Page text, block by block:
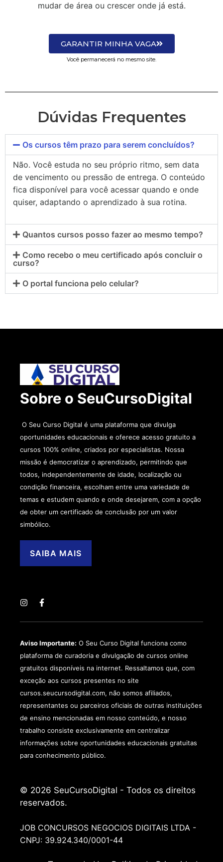
mudar de área ou crescer onde já está.
GARANTIR MINHA VAGA
Você permanecerá no mesmo site.
Dúvidas Frequentes
Os cursos têm prazo para serem concluídos?
Não. Você estuda no seu próprio ritmo, sem data
de vencimento ou pressão de entrega. O conteúdo
fica disponível para você acessar quando e onde
quiser, adaptando o aprendizado à sua rotina.
Quantos cursos posso fazer ao mesmo tempo?
Como recebo o meu certificado após concluir o
curso?
O portal funciona pelo celular?
Sobre o SeuCursoDigital
O Seu Curso Digital é uma plataforma que divulga
oportunidades educacionais e oferece acesso gratuito a
cursos 100% online, criados por especialistas. Nossa
missão é democratizar o aprendizado, permitindo que
todos, independentemente de idade, localização ou
condição financeira, escolham entre uma variedade de
temas e estudem quando e onde desejarem, com a opção
de obter um certificado de conclusão por um valor
simbólico.
SAIBA MAIS
Aviso Importante: O Seu Curso Digital funciona como
plataforma de curadoria e divulgação de cursos online
gratuitos disponíveis na internet. Ressaltamos que, com
exceção aos cursos presentes no site
cursos.seucursodigital.com, não somos afiliados,
representantes ou parceiros oficiais de outras instituições
de ensino mencionadas em nosso conteúdo, e nosso
trabalho consiste exclusivamente em centralizar
informações sobre oportunidades educacionais gratuitas
para conhecimento público.
© 2026 SeuCursoDigital - Todos os direitos
reservados.
JOB CONCURSOS NEGOCIOS DIGITAIS LTDA -
CNPJ: 39.924.340/0001-44